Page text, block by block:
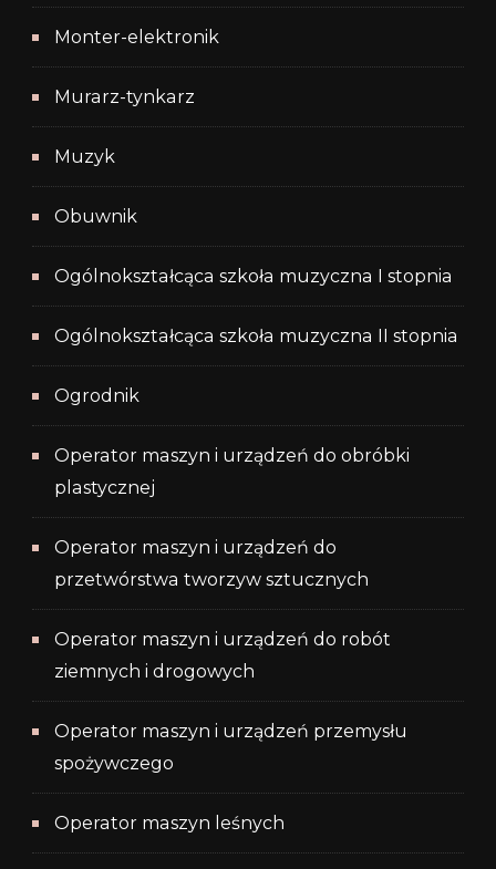
Monter-elektronik
Murarz-tynkarz
Muzyk
Obuwnik
Ogólnokształcąca szkoła muzyczna I stopnia
Ogólnokształcąca szkoła muzyczna II stopnia
Ogrodnik
Operator maszyn i urządzeń do obróbki
plastycznej
Operator maszyn i urządzeń do
przetwórstwa tworzyw sztucznych
Operator maszyn i urządzeń do robót
ziemnych i drogowych
Operator maszyn i urządzeń przemysłu
spożywczego
Operator maszyn leśnych